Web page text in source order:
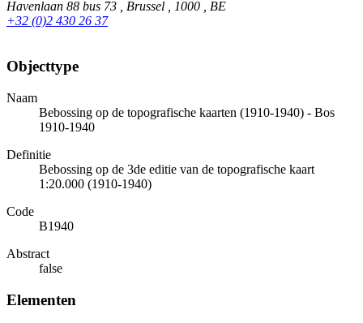
Havenlaan 88 bus 73 , Brussel , 1000 , BE
+32 (0)2 430 26 37
Objecttype
Naam
Bebossing op de topografische kaarten (1910-1940) - Bos
1910-1940
Definitie
Bebossing op de 3de editie van de topografische kaart
1:20.000 (1910-1940)
Code
B1940
Abstract
false
Elementen